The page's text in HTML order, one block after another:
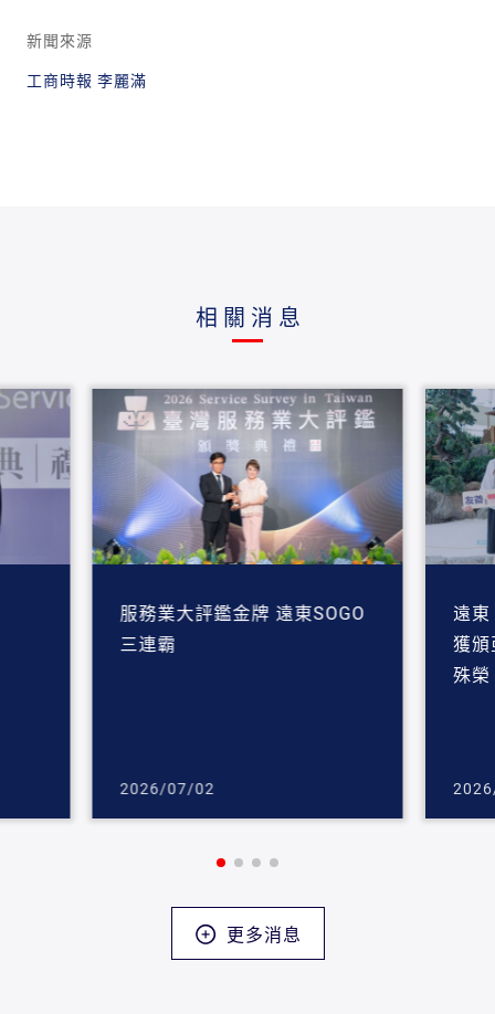
新聞來源
工商時報 李麗滿
相關消息
服務業大評鑑金牌 遠東SOGO
三連霸
2026/07/02
遠
獲頒
殊榮
更多消息